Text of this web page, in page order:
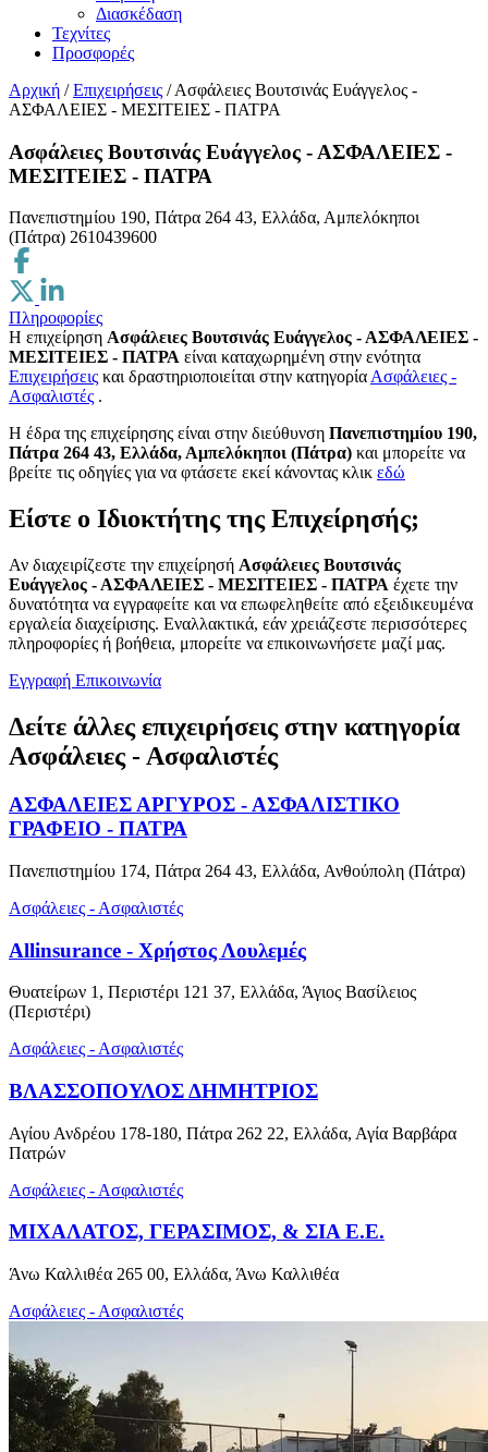
Διασκέδαση
Τεχνίτες
Προσφορές
Αρχική / Επιχειρήσεις / Ασφάλειες Βουτσινάς Ευάγγελος -
ΑΣΦΑΛΕΙΕΣ - ΜΕΣΙΤΕΙΕΣ - ΠΑΤΡΑ
Ασφάλειες Βουτσινάς Ευάγγελος - ΑΣΦΑΛΕΙΕΣ -
ΜΕΣΙΤΕΙΕΣ - ΠΑΤΡΑ
Πανεπιστημίου 190, Πάτρα 264 43, Ελλάδα, Αμπελόκηποι
(Πάτρα) 2610439600
Πληροφορίες
Η επιχείρηση Ασφάλειες Βουτσινάς Ευάγγελος - ΑΣΦΑΛΕΙΕΣ -
ΜΕΣΙΤΕΙΕΣ - ΠΑΤΡΑ είναι καταχωρημένη στην ενότητα
Επιχειρήσεις και δραστηριοποιείται στην κατηγορίαΑσφάλειες -
Ασφαλιστές .
H έδρα της επιχείρησης είναι στην διεύθυνση Πανεπιστημίου 190,
Πάτρα 264 43, Ελλάδα, Αμπελόκηποι (Πάτρα) και μπορείτε να
βρείτε τις οδηγίες για να φτάσετε εκεί κάνοντας κλικ εδώ
Είστε ο Ιδιοκτήτης της Επιχείρησής;
Αν διαχειρίζεστε την επιχείρησή Ασφάλειες Βουτσινάς
Ευάγγελος - ΑΣΦΑΛΕΙΕΣ - ΜΕΣΙΤΕΙΕΣ - ΠΑΤΡΑ έχετε την
δυνατότητα να εγγραφείτε και να επωφεληθείτε από εξειδικευμένα
εργαλεία διαχείρισης. Εναλλακτικά, εάν χρειάζεστε περισσότερες
πληροφορίες ή βοήθεια, μπορείτε να επικοινωνήσετε μαζί μας.
Εγγραφή Επικοινωνία
Δείτε άλλες επιχειρήσεις στην κατηγορία
Ασφάλειες - Ασφαλιστές
ΑΣΦΑΛΕΙΕΣ ΑΡΓΥΡΟΣ - ΑΣΦΑΛΙΣΤΙΚΟ
ΓΡΑΦΕΙΟ - ΠΑΤΡΑ
Πανεπιστημίου 174, Πάτρα 264 43, Ελλάδα, Ανθούπολη (Πάτρα)
Ασφάλειες - Ασφαλιστές
Allinsurance - Χρήστος Λουλεμές
Θυατείρων 1, Περιστέρι 121 37, Ελλάδα, Άγιος Βασίλειος
(Περιστέρι)
Ασφάλειες - Ασφαλιστές
ΒΛΑΣΣΟΠΟΥΛΟΣ ΔΗΜΗΤΡΙΟΣ
Αγίου Ανδρέου 178-180, Πάτρα 262 22, Ελλάδα, Αγία Βαρβάρα
Πατρών
Ασφάλειες - Ασφαλιστές
ΜΙΧΑΛΑΤΟΣ, ΓΕΡΑΣΙΜΟΣ, & ΣΙΑ Ε.Ε.
Άνω Καλλιθέα 265 00, Ελλάδα, Άνω Καλλιθέα
Ασφάλειες - Ασφαλιστές